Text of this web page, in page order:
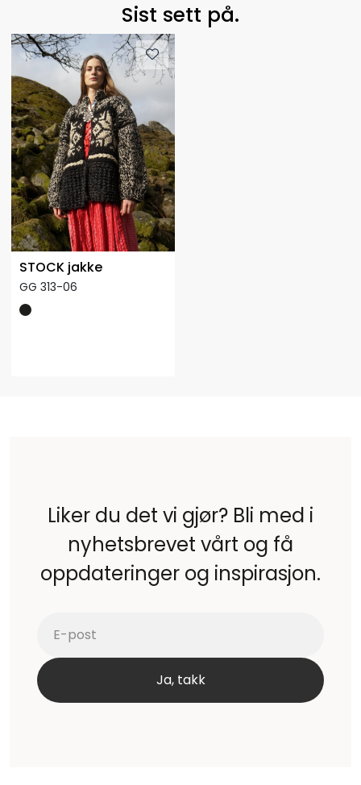
Sist sett på.
STOCK jakke
GG 313-06
Liker du det vi gjør? Bli med i
nyhetsbrevet vårt og få
oppdateringer og inspirasjon.